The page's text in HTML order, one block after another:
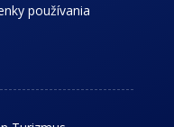
používania